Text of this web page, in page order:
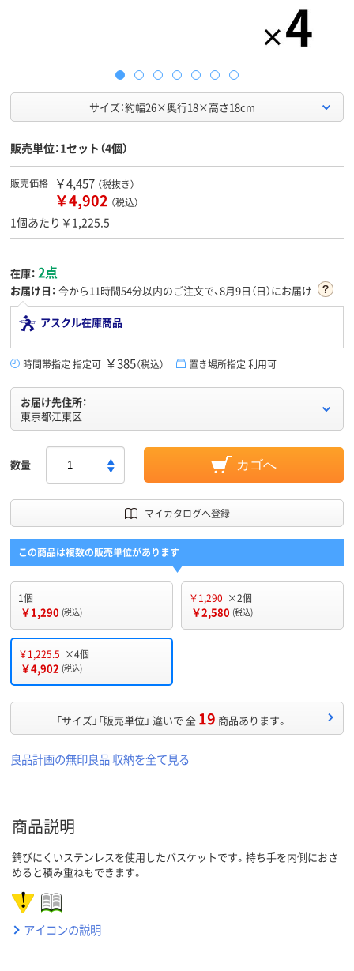
サイズ：約幅26×奥行18×高さ18cm
販売単位：1セット（4個）
販売価格 ￥4,457 （税抜き）
￥4,902 （税込）
1個あたり￥1,225.5
在庫： 2点
お届け日： 今から11時間54分以内のご注文で、8月9日（日）にお届け
アスクル在庫商品
時間帯指定 指定可 ￥385（税込） 置き場所指定 利用可
お届け先住所：
東京都江東区
数量 カゴへ
マイカタログへ登録
この商品は複数の販売単位があります
1個
￥1,290 (税込)
￥1,290 ×2個
￥2,580 (税込)
￥1,225.5 ×4個
￥4,902 (税込)
「サイズ」「販売単位」 違いで 全 19 商品あります。
良品計画の無印良品 収納を全て見る
商品説明
錆びにくいステンレスを使用したバスケットです。持ち手を内側におさ
めると積み重ねもできます。
アイコンの説明